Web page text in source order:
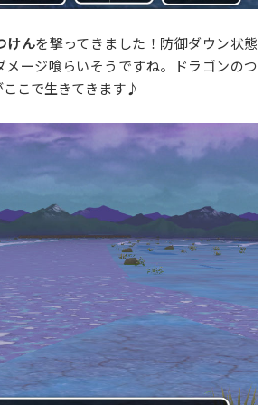
けんを撃ってきました！防御ダウン状態
メージ喰らいそうですね。ドラゴンのつ
ここで生きてきます♪